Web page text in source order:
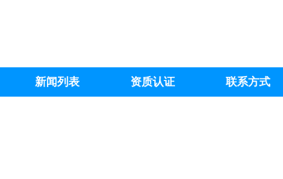
新闻列表 资质认证 联系方式